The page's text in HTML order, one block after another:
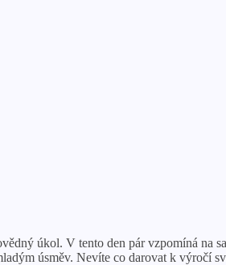
úkol. V tento den pár vzpomíná na
úsměv. Nevíte co darovat k výročí